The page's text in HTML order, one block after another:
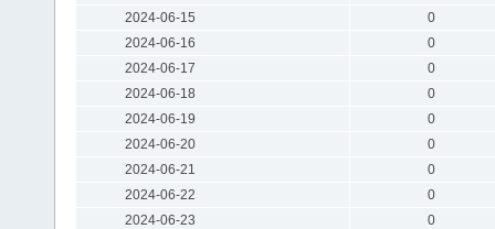
2024-06-15
0
2024-06-16
0
2024-06-17
0
2024-06-18
0
2024-06-19
0
2024-06-20
0
2024-06-21
0
2024-06-22
0
2024-06-23
0